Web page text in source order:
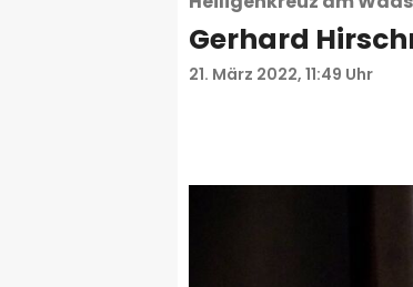
Gerhard
21. März 2022, 11:49 Uhr